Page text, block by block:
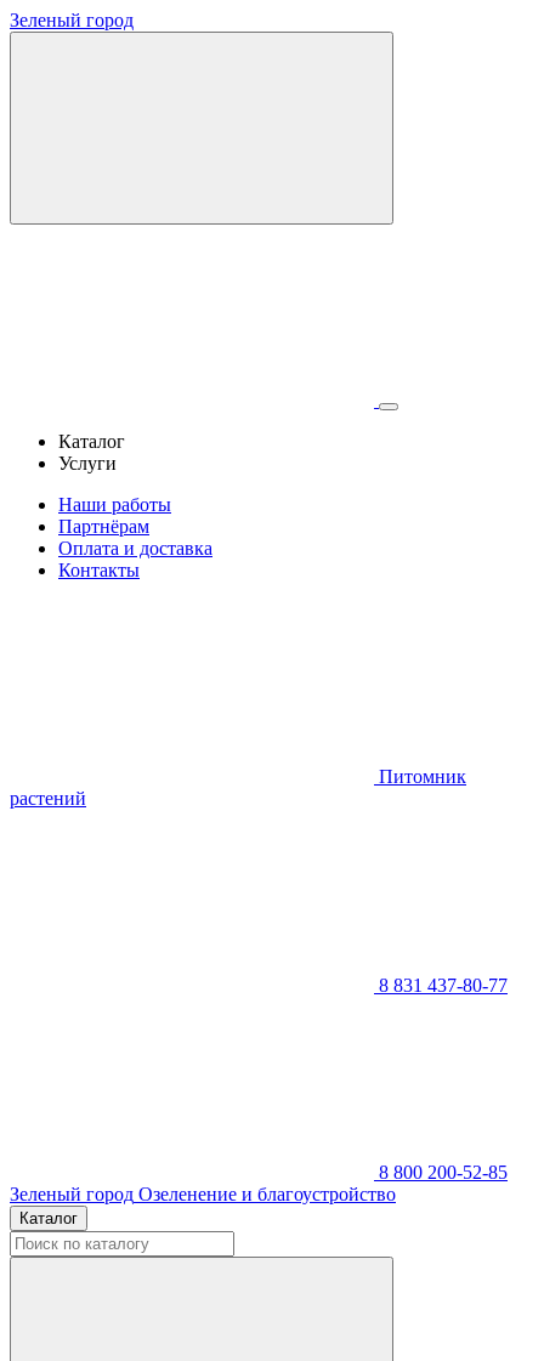
Зеленый город
Каталог
Услуги
Наши работы
Партнёрам
Оплата и доставка
Контакты
Питомник
растений
8 831 437-80-77
8 800 200-52-85
Зеленый город Озеленение и благоустройство
Каталог